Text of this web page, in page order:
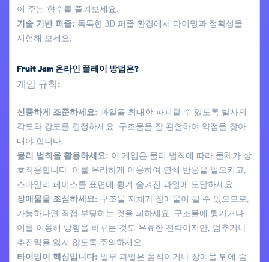
이 주는 향수를 즐겨보세요.
기술 기반 퍼즐: 독특한 3D 퍼즐 환경에서 타이밍과 정확성을
시험해 보세요.
Fruit Jam 온라인 플레이 방법은?
게임 규칙:
신중하게 조준하세요: 과일을 최대한 파괴할 수 있도록 발사의
각도와 강도를 결정하세요. 구조물을 잘 관찰하여 약점을 찾아
내야 합니다.
물리 법칙을 활용하세요: 이 게임은 물리 법칙에 따라 물체가 상
호작용합니다. 이를 유리하게 이용하여 연쇄 반응을 일으키고,
스마일리 페이스를 표면에 튕겨 숨겨진 과일에 도달하세요.
장애물을 조심하세요: 구조물 자체가 장애물이 될 수 있으므로,
가능하다면 직접 부딪히는 것을 피하세요. 구조물에 튕기거나
이를 이용해 방향을 바꾸는 것도 유효한 전략이지만, 멈추거나
추진력을 잃지 않도록 주의하세요.
타이밍이 핵심입니다: 일부 과일은 움직이거나 장애물 뒤에 숨